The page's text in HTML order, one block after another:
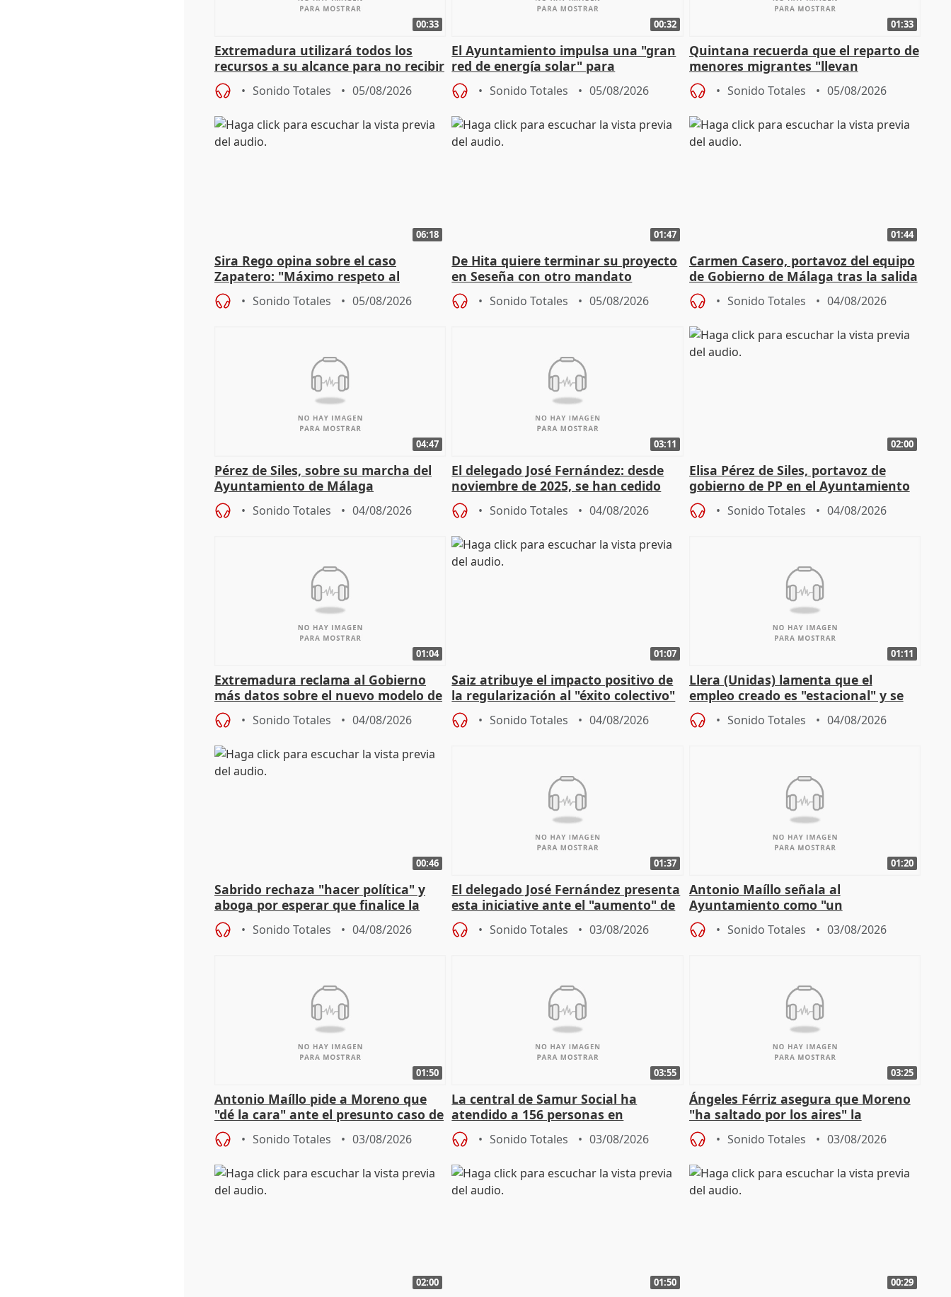
00:33
Extremadura utilizará todos los
recursos a su alcance para no recibir
más menores migrantes
Sonido Totales 05/08/2026
00:32
El Ayuntamiento impulsa una "gran
red de energía solar" para
autoconsumo
Sonido Totales 05/08/2026
01:33
Quintana recuerda que el reparto de
menores migrantes "llevan
aportación del Gobierno" central
Sonido Totales 05/08/2026
06:18
Sira Rego opina sobre el caso
Zapatero: "Máximo respeto al
proceso judicial"
Sonido Totales 05/08/2026
01:47
De Hita quiere terminar su proyecto
en Seseña con otro mandato
Sonido Totales 05/08/2026
01:44
Carmen Casero, portavoz del equipo
de Gobierno de Málaga tras la salida
de Pérez de Siles
Sonido Totales 04/08/2026
04:47
Pérez de Siles, sobre su marcha del
Ayuntamiento de Málaga
Sonido Totales 04/08/2026
03:11
El delegado José Fernández: desde
noviembre de 2025, se han cedido
9.810 ayudas por nacimiento
Sonido Totales 04/08/2026
02:00
Elisa Pérez de Siles, portavoz de
gobierno de PP en el Ayuntamiento
de Málaga, deja la política
Sonido Totales 04/08/2026
01:04
Extremadura reclama al Gobierno
más datos sobre el nuevo modelo de
financiación
Sonido Totales 04/08/2026
01:07
Saiz atribuye el impacto positivo de
la regularización al "éxito colectivo"
del Gobierno
Sonido Totales 04/08/2026
01:11
Llera (Unidas) lamenta que el
empleo creado es "estacional" y se
"esfumará" al acabar el verano
Sonido Totales 04/08/2026
00:46
Sabrido rechaza "hacer política" y
aboga por esperar que finalice la
investigación del incendio
Sonido Totales 04/08/2026
01:37
El delegado José Fernández presenta
esta iniciative ante el "aumento" de
personas sin hogar en Madri
Sonido Totales 03/08/2026
01:20
Antonio Maíllo señala al
Ayuntamiento como "un
especulador más" sobre viviendas de
Jiménez Becerril
Sonido Totales 03/08/2026
01:50
Antonio Maíllo pide a Moreno que
"dé la cara" ante el presunto caso de
acoso del CEO de ADM
Sonido Totales 03/08/2026
03:55
La central de Samur Social ha
atendido a 156 personas en
situación de calle durante Campaña
de CalorSonido Totales 03/08/2026
03:25
Ángeles Férriz asegura que Moreno
"ha saltado por los aires" la
negociación tras acuerdo con SMA
Sonido Totales 03/08/2026
02:00 01:50 00:29